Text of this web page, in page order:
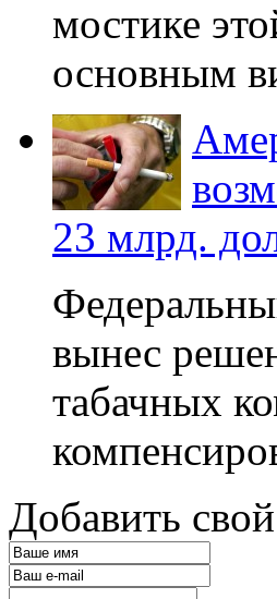
мостике
основным
23 млрд.
вынес
табачных
Добавить